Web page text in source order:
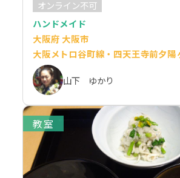
オンライン不可
ハンドメイド
大阪府 大阪市
大阪メトロ谷町線・四天王寺前夕陽
山下 ゆかり
教室